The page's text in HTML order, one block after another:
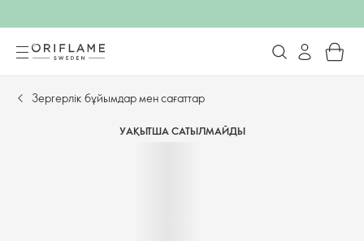
Зергерлік бұйымдар мен сағаттар
УАҚЫТША САТЫЛМАЙДЫ